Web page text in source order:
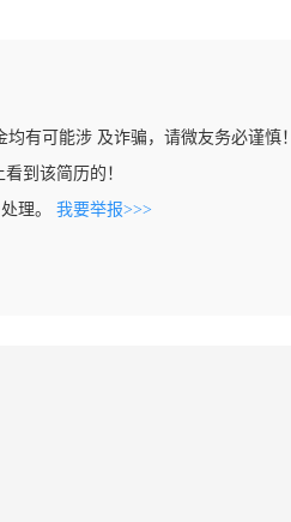
有可能涉 及诈骗，请微友务必谨慎！
到该简历的！
理。 我要举报>>>